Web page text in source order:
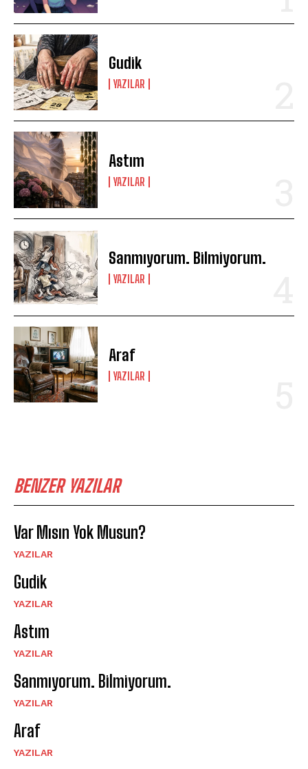
Gudik
YAZILAR
Astım
YAZILAR
Sanmıyorum. Bilmiyorum.
YAZILAR
Araf
YAZILAR
BENZER YAZILAR
Var Mısın Yok Musun?
YAZILAR
Gudik
YAZILAR
Astım
YAZILAR
Sanmıyorum. Bilmiyorum.
YAZILAR
Araf
YAZILAR